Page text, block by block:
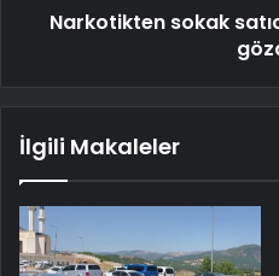
Narkotikten sokak
İlgili Makaleler